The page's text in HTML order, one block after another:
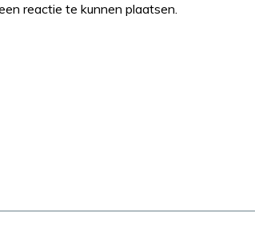
reactie te kunnen plaatsen.